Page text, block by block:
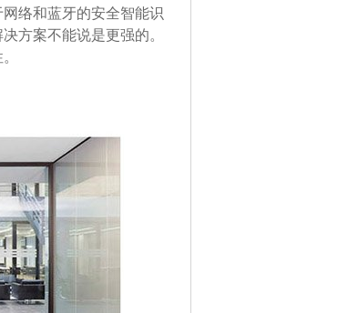
络和蓝牙的安全智能识
方案不能说是更强的。